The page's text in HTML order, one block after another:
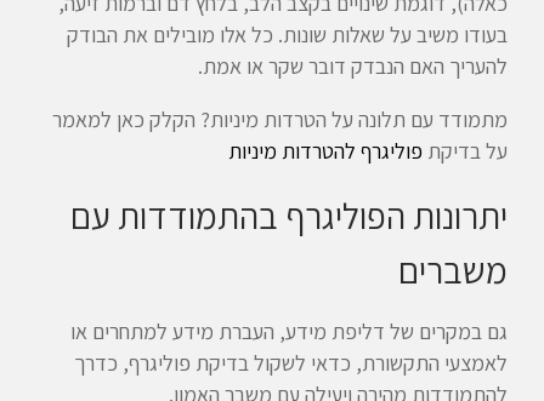
בעודו משיב על שאלות שונות. כל אלו מובילים את הבודק
להעריך האם הנבדק דובר שקר או אמת.
מתמודד עם תלונה על הטרדות מיניות? הקלק כאן למאמר
על בדיקת פוליגרף להטרדות מיניות
יתרונות הפוליגרף בהתמודדות עם
משברים
גם במקרים של דליפת מידע, העברת מידע למתחרים או
לאמצעי התקשורת, כדאי לשקול בדיקת פוליגרף, כדרך
להתמודדות מהירה ויעילה עם משבר האמון.